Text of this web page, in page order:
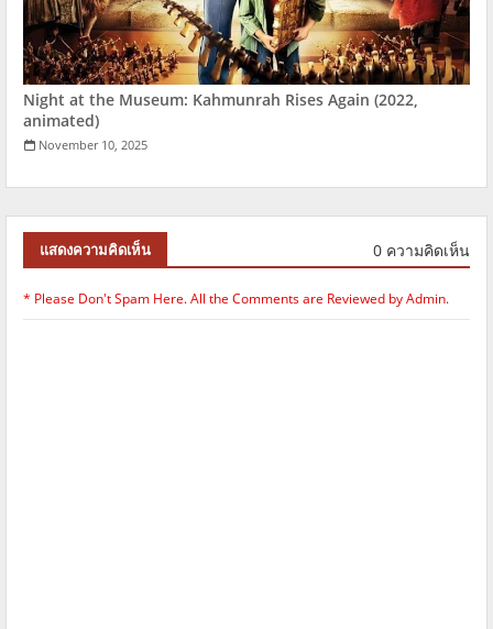
Night at the Museum: Kahmunrah Rises Again (2022,
animated)
November 10, 2025
แสดงความคิดเห็น 0 ความคิดเห็น
* Please Don't Spam Here. All the Comments are Reviewed by Admin.